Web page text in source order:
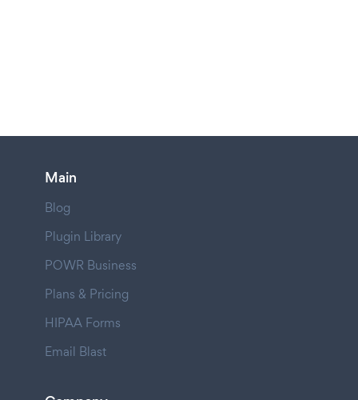
Main
Blog
Plugin Library
POWR Business
Plans & Pricing
HIPAA Forms
Email Blast